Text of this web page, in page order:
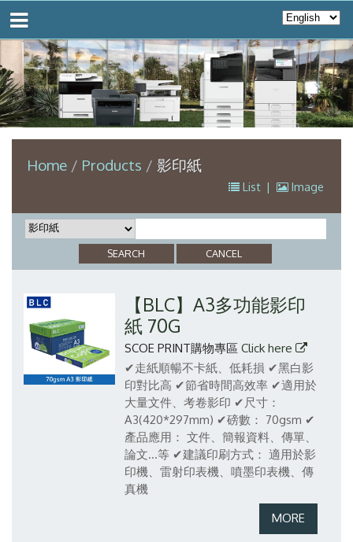
Home Products 影印紙
List | Image
【BLC】A3多功能影印
紙 70G
SCOE PRINT購物專區 Click here
✔走紙順暢不卡紙、低耗損 ✔黑白影
印對比高 ✔節省時間高效率 ✔適用於
大量文件、考卷影印 ✔尺寸：
A3(420*297mm) ✔磅數： 70gsm ✔
產品應用： 文件、簡報資料、傳單、
論文...等 ✔建議印刷方式： 適用於影
印機、雷射印表機、噴墨印表機、傳
真機